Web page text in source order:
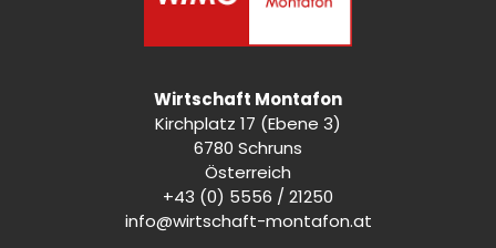
Wirtschaft Montafon
Kirchplatz 17 (Ebene 3)
6780 Schruns
Österreich
+43 (0) 5556 / 21250
info@wirtschaft-montafon.at